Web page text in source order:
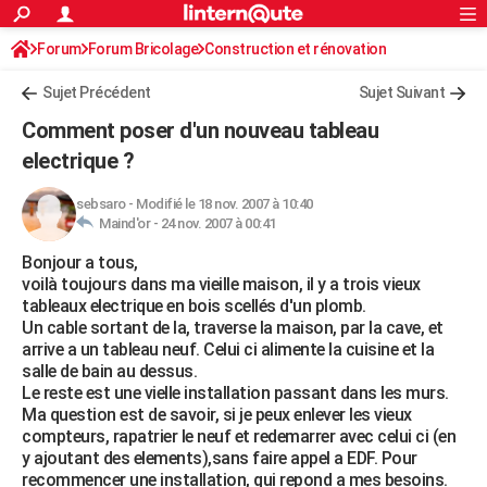
ACTUALITÉS
Politique
Société
Faits Divers
Education
Monde
Villes
+
Programme TV
Streaming
Cinéma
Sorties cinéma
Musique
FINANCE
Retraite
Impôts
Epargne
Immobilier
Risques naturels par ville
Banque
Assurance
Crédit
AUTO
Essais
Réserver un essai
Citadines
Berlines
SUV
Forum auto
HIGH-TECH
Mobiles
Meilleur smartphone
Internet
Ordinateurs
Jeux vidéo
Guide high-tech
+BRICOLAGE
Forum
Aménagement intérieur
Extérieur
Cuisine
Salle de bains
Jardinage
Rangement
WEEK-END
Guides de France
Escapades
Patrimoine
Expositions
Musées
Week-end nature
+LIFESTYLE
Art de vivre
Bien-être
Loisirs
Mode
Modes de vie
SANTE
Alimentation
Guide de la santé
Maladies
Médicaments
Sommeil
VOYAGE
Rechercher
S'inscrire
Connexion
Forum Forum Bricolage Construction et rénovation
Sujet Précédent Sujet Suivant
Comment poser d'un nouveau tableau
electrique ?
sebsaro- Modifié le 18 nov. 2007 à 10:40
Maind'or - 24 nov. 2007 à 00:41
Bonjour a tous,
voilà toujours dans ma vieille maison, il y a trois vieux
tableaux electrique en bois scellés d'un plomb.
Un cable sortant de la, traverse la maison, par la cave, et
arrive a un tableau neuf. Celui ci alimente la cuisine et la
salle de bain au dessus.
Le reste est une vielle installation passant dans les murs.
Ma question est de savoir, si je peux enlever les vieux
compteurs, rapatrier le neuf et redemarrer avec celui ci (en
y ajoutant des elements),sans faire appel a EDF. Pour
recommencer une installation, qui repond a mes besoins.